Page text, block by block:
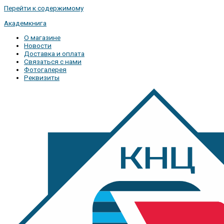
Перейти к содержимому
Академкнига
О магазине
Новости
Доставка и оплата
Связаться с нами
Фотогалерея
Реквизиты